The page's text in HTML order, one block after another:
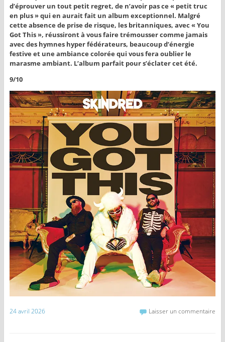
d’éprouver un tout petit regret, de n’avoir pas ce « petit truc
en plus » qui en aurait fait un album exceptionnel. Malgré
cette absence de prise de risque, les britanniques, avec « You
Got This », réussiront à vous faire trémousser comme jamais
avec des hymnes hyper fédérateurs, beaucoup d’énergie
festive et une ambiance colorée qui vous fera oublier le
marasme ambiant. L’album parfait pour s’éclater cet été.
9/10
24 avril 2026 Laisser un commentaire